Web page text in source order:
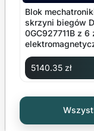
Blok
skrzyni biegów
0GC927711B z 6
dodatkowym
5140.35 zł